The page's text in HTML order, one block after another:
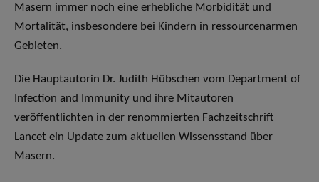
Masern immer noch eine erhebliche Morbidität und
Mortalität, insbesondere bei Kindern in ressourcenarmen
Gebieten.
Die Hauptautorin Dr. Judith Hübschen vom Department of
Infection and Immunity und ihre Mitautoren
veröffentlichten in der renommierten Fachzeitschrift
Lancet ein Update zum aktuellen Wissensstand über
Masern.